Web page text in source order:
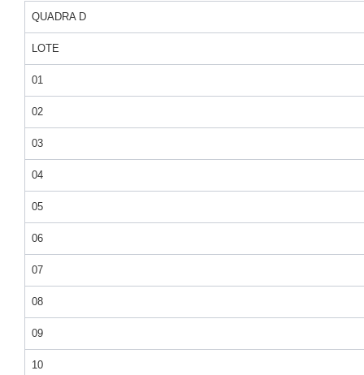
QUADRA D
LOTE
01
02
03
04
05
06
07
08
09
10